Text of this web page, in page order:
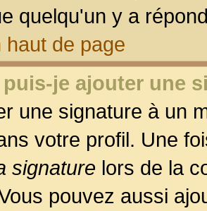
quelqu'un y a
haut de page
je ajouter une
une signature à un
votre profil. Une
signature lors de la
pouvez aussi